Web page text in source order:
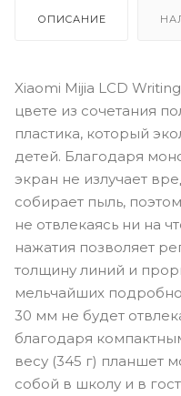
ОПИСАНИЕ
Xiaomi Mijia LCD
цвете из сочетания
пластика, который
детей. Благодаря
экран не излучает
собирает пыль,
не отвлекаясь ни на
нажатия позволяет
толщину линий и
мельчайших
30 мм не будет
благодаря
весу (345 г) планшет
собой в школу и в